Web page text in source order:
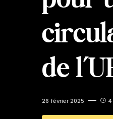
de
26 février 2025